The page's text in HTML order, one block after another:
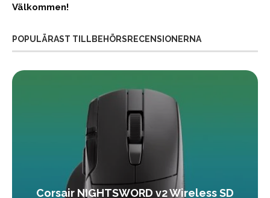
Välkommen!
POPULÄRAST TILLBEHÖRSRECENSIONERNA
Corsair NIGHTSWORD v2 Wireless SD